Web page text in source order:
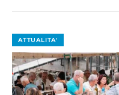
ATTUALITA'